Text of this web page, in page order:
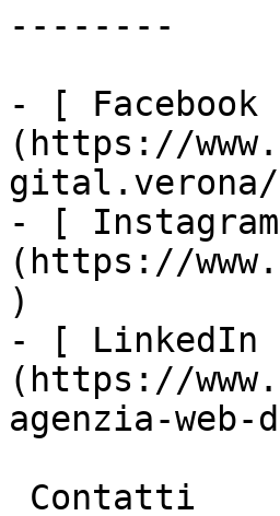
--------
- [
(https://
- [
(https://
)
- [
(https://
agenzia-